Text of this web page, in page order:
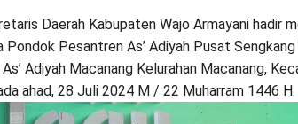
Daerah Kabupaten Wajo Armayani hadir
Pondok Pesantren As’ Adiyah Pusat
Adiyah Macanang Kelurahan Macanang,
ahad, 28 Juli 2024 M / 22 Muharram 1446 H.